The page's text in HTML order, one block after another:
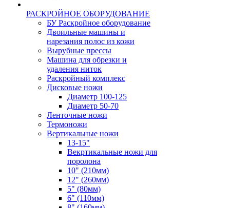
РАСКРОЙНОЕ ОБОРУДОВАНИЕ
БУ Раскройное оборудование
Двоильные машины и
нарезания полос из кожи
Вырубные прессы
Машина для обрезки и
удаления ниток
Раскройный комплекс
Дисковые ножи
Диаметр 100-125
Диаметр 50-70
Ленточные ножи
Термоножи
Вертикальные ножи
13-15"
Векртикальные ножи для
поролона
10" (210мм)
12" (260мм)
5" (80мм)
6" (110мм)